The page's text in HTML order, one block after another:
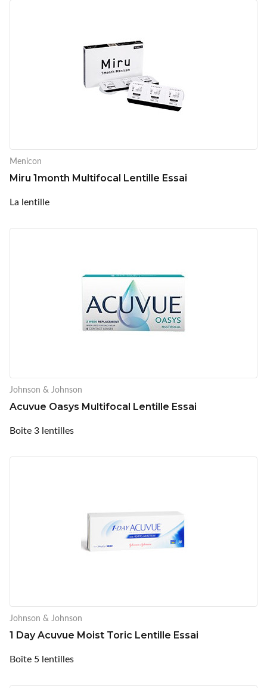
Menicon
Miru 1month Multifocal Lentille Essai
La lentille
Johnson & Johnson
Acuvue Oasys Multifocal Lentille Essai
Boite 3 lentilles
Johnson & Johnson
1 Day Acuvue Moist Toric Lentille Essai
Boîte 5 lentilles